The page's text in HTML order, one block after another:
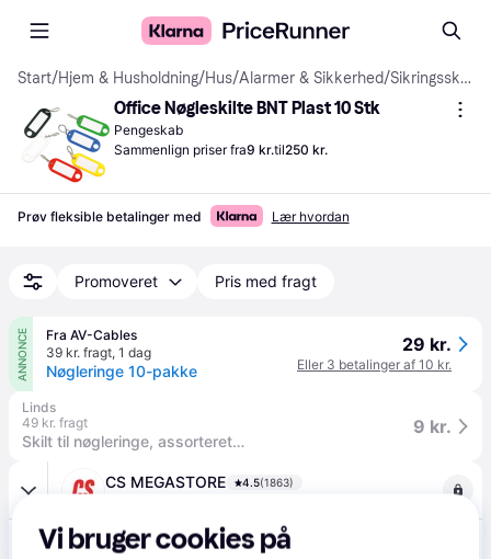
Start/Hjem & Husholdning/Hus/Alarmer & Sikkerhed/ Sikringsskabe
Office Nøgleskilte BNT Plast 10 Stk
Pengeskab
Sammenlign priser fra9 kr.til250 kr.
Prøv fleksible betalinger med Lær hvordan
Promoveret Pris med fragt
ANNONCE
Fra AV-Cables
39 kr. fragt, 1 dag
Nøgleringe 10-pakke
29 kr.
Eller 3 betalinger af 10 kr.
Linds
49 kr. fragt
Skilt til nøgleringe, assorteret farver pakke med 10 stk..
9 kr.
CS MEGASTORE 4.5(1863)
Vi bruger cookies på